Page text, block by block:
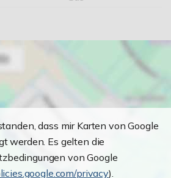
dass mir Karten von Google
werden. Es gelten die
von Google
privacy).